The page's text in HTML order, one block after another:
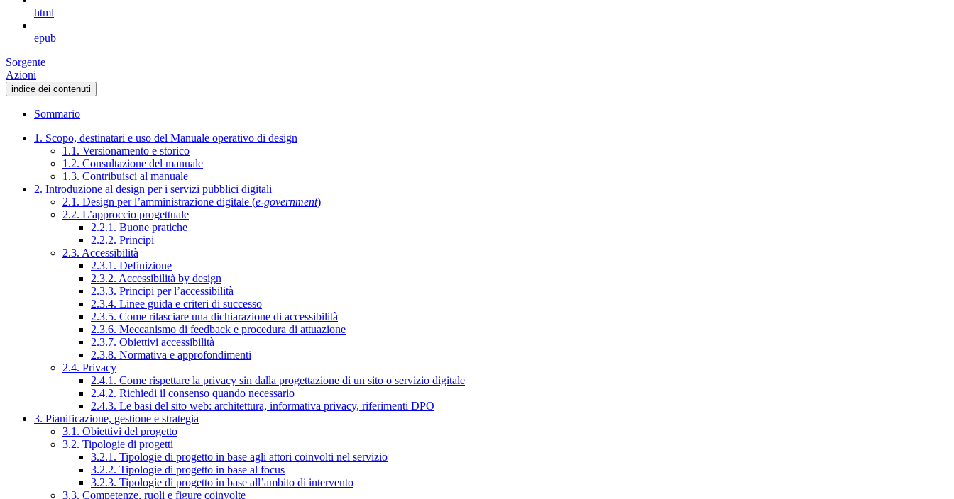
html
epub
Sorgente
Azioni
indice dei contenuti
Sommario
1. Scopo, destinatari e uso del Manuale operativo di design
1.1. Versionamento e storico
1.2. Consultazione del manuale
1.3. Contribuisci al manuale
2. Introduzione al design per i servizi pubblici digitali
2.1. Design per l’amministrazione digitale (e-government)
2.2. L’approccio progettuale
2.2.1. Buone pratiche
2.2.2. Principi
2.3. Accessibilità
2.3.1. Definizione
2.3.2. Accessibilità by design
2.3.3. Principi per l’accessibilità
2.3.4. Linee guida e criteri di successo
2.3.5. Come rilasciare una dichiarazione di accessibilità
2.3.6. Meccanismo di feedback e procedura di attuazione
2.3.7. Obiettivi accessibilità
2.3.8. Normativa e approfondimenti
2.4. Privacy
2.4.1. Come rispettare la privacy sin dalla progettazione di un sito o servizio digitale
2.4.2. Richiedi il consenso quando necessario
2.4.3. Le basi del sito web: architettura, informativa privacy, riferimenti DPO
3. Pianificazione, gestione e strategia
3.1. Obiettivi del progetto
3.2. Tipologie di progetti
3.2.1. Tipologie di progetto in base agli attori coinvolti nel servizio
3.2.2. Tipologie di progetto in base al focus
3.2.3. Tipologie di progetto in base all’ambito di intervento
3.3. Competenze, ruoli e figure coinvolte